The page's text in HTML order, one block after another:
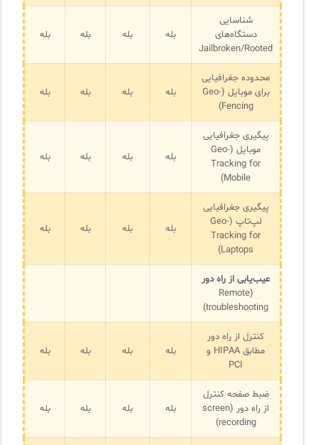
شناسایی
دستگاه‌های
Jailbroken/Rooted
بله بله بله بله
محدوده جغرافیایی
برای موبایل (Geo-
Fencing)
بله بله بله بله
پیگیری جغرافیایی
موبایل (Geo-
Tracking for
Mobile)
بله بله بله بله
پیگیری جغرافیایی
لپ‌تاپ (Geo-
Tracking for
Laptops)
بله بله بله بله
عیب‌یابی از راه دور
(Remote
troubleshooting)
کنترل از راه دور
مطابق HIPAA و
PCI
بله بله بله بله
ضبط صفحه کنترل
از راه دور (screen
recording)
بله بله بله بله